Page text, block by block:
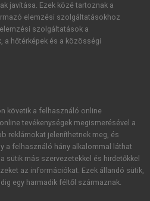
újdonságairól, akcióiról.
Kiadó Zrt. újdonságairól,
javítása. Ezek közé tartoznak a
elemzési szolgáltatásokhoz
szolgáltatások a
a hőtérképek és a közösségi
követik a felhasználó online
tevékenységek megismerésével a
reklámokat jeleníthetnek meg, és
a felhasználó hány alkalommal láthat
sütik más szervezetekkel és hirdetőkkel
az információkat. Ezek állandó sütik,
egy harmadik féltől származnak.